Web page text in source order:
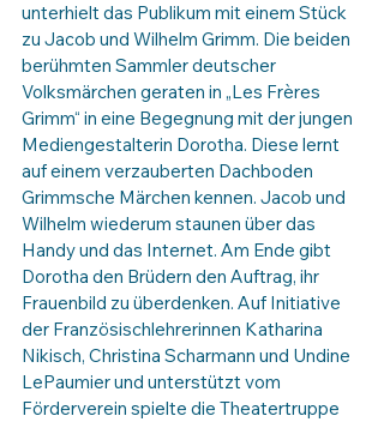
unterhielt das Publikum mit einem Stück
zu Jacob und Wilhelm Grimm. Die beiden
berühmten Sammler deutscher
Volksmärchen geraten in „Les Frères
Grimm“ in eine Begegnung mit der jungen
Mediengestalterin Dorotha. Diese lernt
auf einem verzauberten Dachboden
Grimmsche Märchen kennen. Jacob und
Wilhelm wiederum staunen über das
Handy und das Internet. Am Ende gibt
Dorotha den Brüdern den Auftrag, ihr
Frauenbild zu überdenken. Auf Initiative
der Französischlehrerinnen Katharina
Nikisch, Christina Scharmann und Undine
LePaumier und unterstützt vom
Förderverein spielte die Theatertruppe